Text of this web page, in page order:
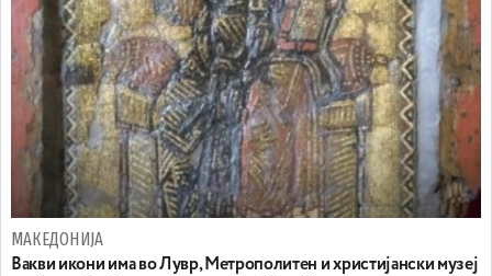
МАКЕДОНИЈА
Вакви икони има во Лувр, Метрополитен и христијански музеј